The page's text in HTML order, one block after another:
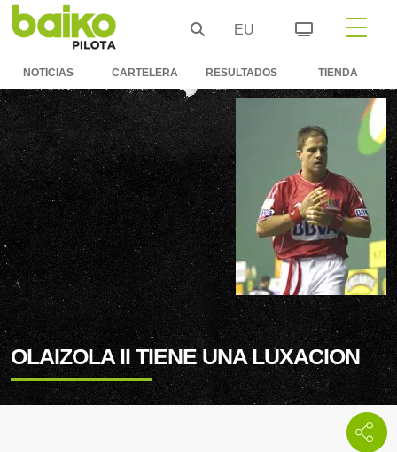
EU
NOTICIAS CARTELERA RESULTADOS TIENDA
OLAIZOLA II TIENE UNA LUXACION